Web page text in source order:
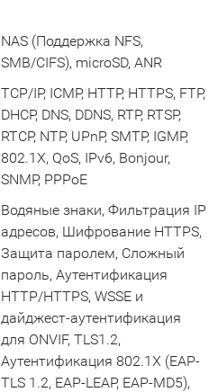
NAS (Поддержка NFS,
SMB/CIFS), microSD, ANR
TCP/IP, ICMP, HTTP, HTTPS, FTP,
DHCP, DNS, DDNS, RTP, RTSP,
RTCP, NTP, UPnP, SMTP, IGMP,
802.1X, QoS, IPv6, Bonjour,
SNMP, PPPoE
Водяные знаки, Фильтрация IP
адресов, Шифрование HTTPS,
Защита паролем, Сложный
пароль, Аутентификация
HTTP/HTTPS, WSSE и
дайджест-аутентификация
для ONVIF, TLS1.2,
Аутентификация 802.1X (EAP-
TLS 1.2, EAP-LEAP, EAP-MD5),